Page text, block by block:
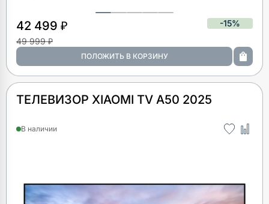
42 499 ₽
-15%
49 999 ₽
ТЕЛЕВИЗОР XIAOMI TV A50 2025
В наличии